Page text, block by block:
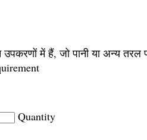
उपकरणों में हैं, जो पानी या अन्य
Quantity